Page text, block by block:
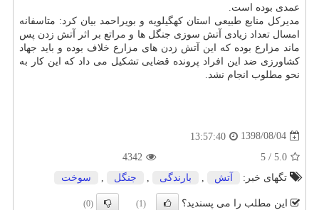
عمدی بوده است.
مدیركل منابع طبیعی استان كهگیلویه و بویراحمد بیان كرد: متاسفانه
امسال تعداد زیادی آتش سوزی جنگل ها و مراتع بر اثر آتش زدن پس
ماند مزارع بوده كه این آتش زدن های مزارع خلاف بوده و باید جهاد
كشاورزی ضد این افراد پرونده قضایی تشكیل می داد كه این كار به
نحو مطلوب انجام نشد.
1398/08/04
13:57:40
5.0
/
5
4342
تگهای خبر:
آتش بارندگی جنگل سوخت
این مطلب را می پسندید؟ (1)
(0)